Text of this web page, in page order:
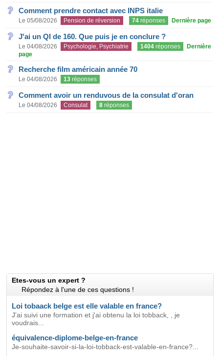
Comment prendre contact avec INPS italie
Le 05/08/2026 Pension de réversion 74 réponses Dernière page
J'ai un QI de 160. Que puis je en conclure ?
Le 04/08/2026 Psychologie, Psychiatrie 1404 réponses
Dernière
page
Recherche film américain année 70
Le 04/08/2026 13 réponses
Comment avoir un renduvous de la consulat d'oran
Le 04/08/2026 Consulat 8 réponses
Etes-vous un expert ?
Répondez à l'une de ces questions !
Loi tobaack belge est elle valable en france?
J'ai suivi une formation et j'ai obtenu la loi tobback, , je
voudrais...
équivalence-diplome-belge-en-france
Je-souhaite-savoir-si-la-loi-tobback-est-valable-en-france?...